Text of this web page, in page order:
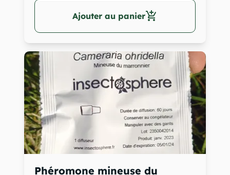
Ajouter au panieradd_shopping_cart
Phéromone mineuse du